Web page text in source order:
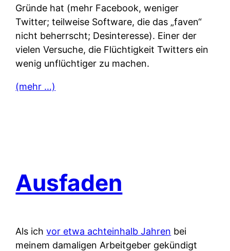
Gründe hat (mehr Facebook, weniger
Twitter; teilweise Software, die das „faven“
nicht beherrscht; Desinteresse). Einer der
vielen Versuche, die Flüchtigkeit Twitters ein
wenig unflüchtiger zu machen.
(mehr …)
Ausfaden
Als ichvor etwa achteinhalb Jahren bei
meinem damaligen Arbeitgeber gekündigt